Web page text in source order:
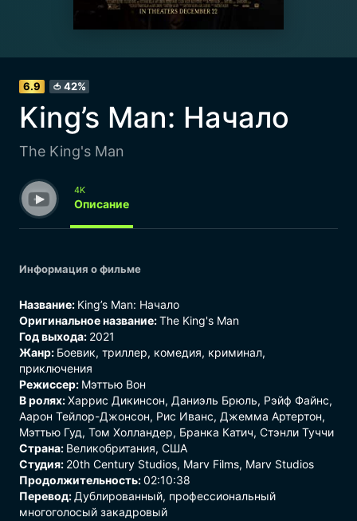
🍅 42%
6.9
King’s Man: Начало
The King's Man
4K
Описание
Информация о фильме
Название: King’s Man: Начало
Оригинальное название:The King's Man
Год выхода: 2021
Жанр: Боевик, триллер, комедия, криминал,
приключения
Режиссер: Мэттью Вон
В ролях:Харрис Дикинсон, Даниэль Брюль, Рэйф Файнс,
Аарон Тейлор-Джонсон, Рис Иванс, Джемма Артертон,
Мэттью Гуд, Том Холландер, Бранка Катич, Стэнли Туччи
Страна: Великобритания, США
Студия: 20th Century Studios, Marv Films, Marv Studios
Продолжительность:02:10:38
Перевод: Дублированный, профессиональный
многоголосый закадровый